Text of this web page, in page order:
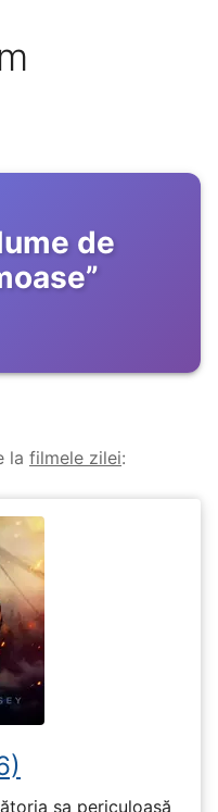
de
”
la filmele zilei:
sa periculoasă